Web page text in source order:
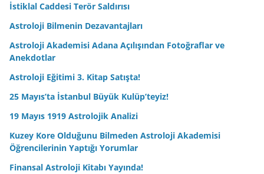
İstiklal Caddesi Terör Saldırısı
Astroloji Bilmenin Dezavantajları
Astroloji Akademisi Adana Açılışından Fotoğraflar ve
Anekdotlar
Astroloji Eğitimi 3. Kitap Satışta!
25 Mayıs’ta İstanbul Büyük Kulüp’teyiz!
19 Mayıs 1919 Astrolojik Analizi
Kuzey Kore Olduğunu Bilmeden Astroloji Akademisi
Öğrencilerinin Yaptığı Yorumlar
Finansal Astroloji Kitabı Yayında!